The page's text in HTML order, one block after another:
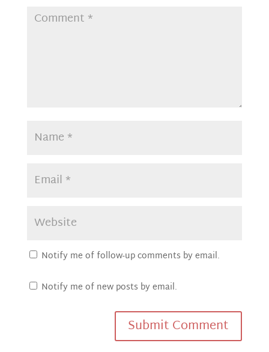
Notify me of follow-up comments by email.
Notify me of new posts by email.